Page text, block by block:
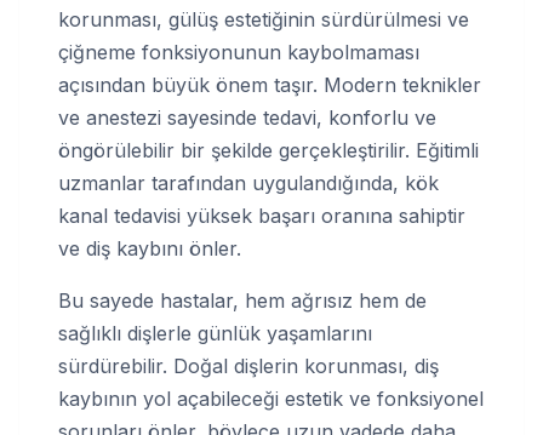
korunması, gülüş estetiğinin sürdürülmesi ve
çiğneme fonksiyonunun kaybolmaması
açısından büyük önem taşır. Modern teknikler
ve anestezi sayesinde tedavi, konforlu ve
öngörülebilir bir şekilde gerçekleştirilir. Eğitimli
uzmanlar tarafından uygulandığında, kök
kanal tedavisi yüksek başarı oranına sahiptir
ve diş kaybını önler.
Bu sayede hastalar, hem ağrısız hem de
sağlıklı dişlerle günlük yaşamlarını
sürdürebilir. Doğal dişlerin korunması, diş
kaybının yol açabileceği estetik ve fonksiyonel